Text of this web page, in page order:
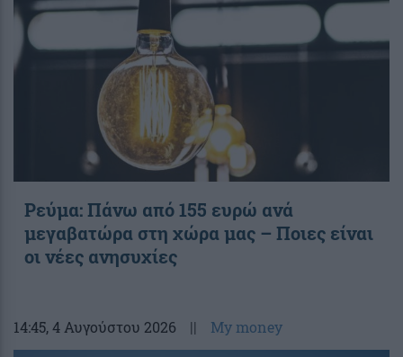
Ρεύμα: Πάνω από 155 ευρώ ανά
μεγαβατώρα στη χώρα μας – Ποιες είναι
οι νέες ανησυχίες
14:45, 4 Αυγούστου 2026 || My money